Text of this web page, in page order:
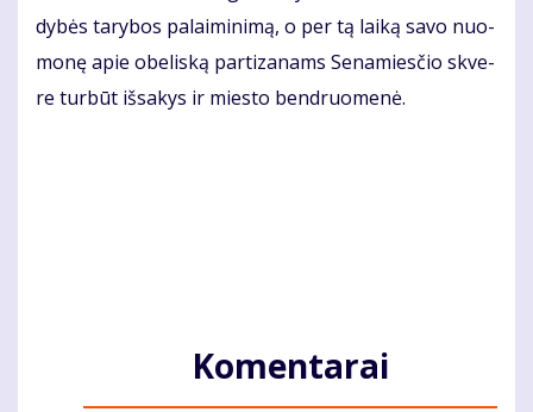
dy­bės ta­ry­bos pa­lai­mi­ni­mą, o per tą lai­ką sa­vo nuo­
mo­nę apie obe­lis­ką par­ti­za­nams Se­na­mies­čio skve­
re tur­būt iš­sa­kys ir mies­to ben­druo­me­nė.
Komentarai